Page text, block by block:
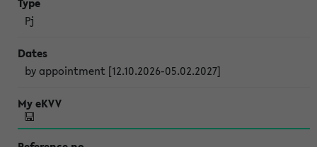
Pj
by appointment [12.10.2026-05.02.2027]